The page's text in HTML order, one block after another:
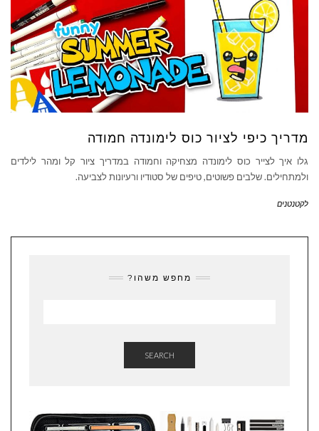
מדריך כיפי לציור כוס לימונדה חמודה
גלו איך לצייר כוס לימונדה מצחיקה וחמודה במדריך ציור קל ומהר לילדים
ולמתחילים. שלבים פשוטים, טיפים של סטודיו ורעיונות לצביעה.
לקטנטנים
מחפש משהו?
SEARCH